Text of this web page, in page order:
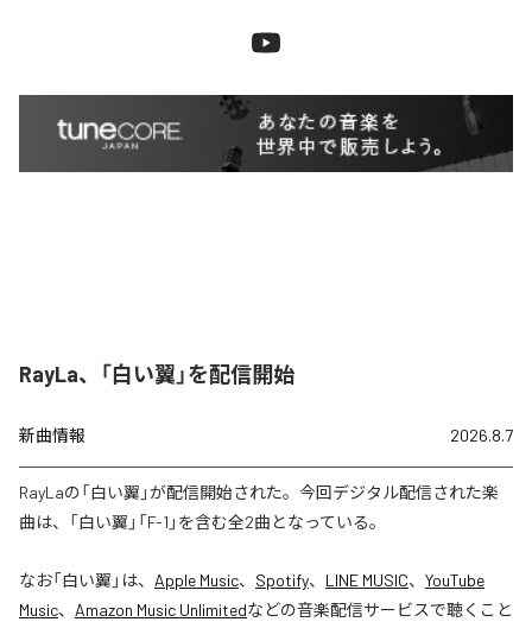
RayLa、「白い翼」を配信開始
新曲情報 2026.8.7
RayLaの「白い翼」が配信開始された。今回デジタル配信された楽
曲は、「白い翼」「F-1」を含む全2曲となっている。
なお「白い翼 」は、 Apple Music、 Spotify、 LINE MUSIC、 YouTube
Music、 Amazon Music Unlimitedなどの音楽配信サービスで聴くこと